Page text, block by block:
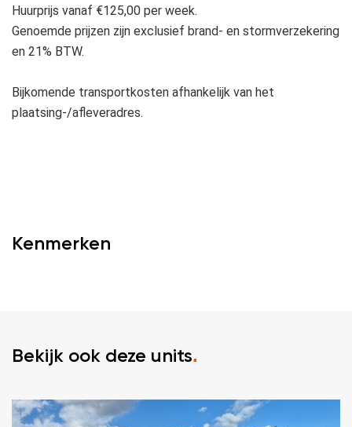
Huurprijs vanaf €125,00 per week.
Genoemde prijzen zijn exclusief brand- en stormverzekering
en 21% BTW.
Bijkomende transportkosten afhankelijk van het
plaatsing-/afleveradres.
Kenmerken
Bekijk ook deze units.